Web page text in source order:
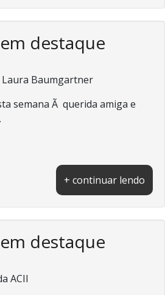
destaque
Laura Baumgartner
semana Ã querida amiga e
+ continuar lendo
destaque
ACII